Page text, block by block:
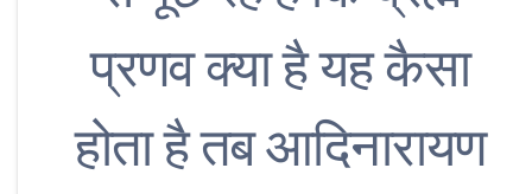
प्रणव क्या है यह कैसा
होता है तब आदिनारायण